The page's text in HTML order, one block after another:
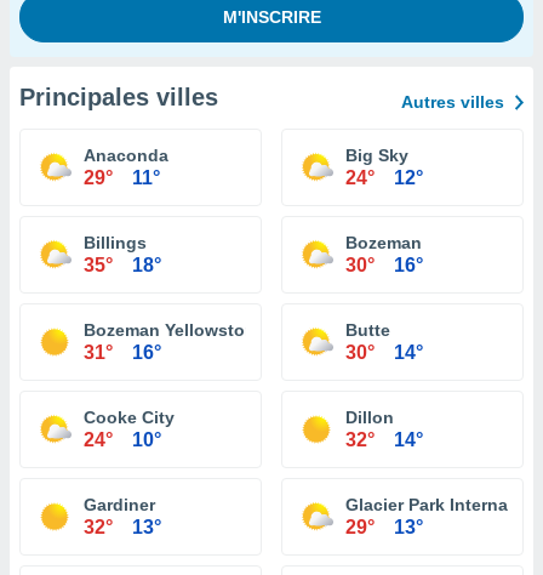
Principales villes Autres villes
Anaconda
29° 11°
Big Sky
24° 12°
Billings
35° 18°
Bozeman
30° 16°
Bozeman Yellowstone International Airport
31° 16°
Butte
30° 14°
Cooke City
24° 10°
Dillon
32° 14°
Gardiner
32° 13°
Glacier Park
29° 13°